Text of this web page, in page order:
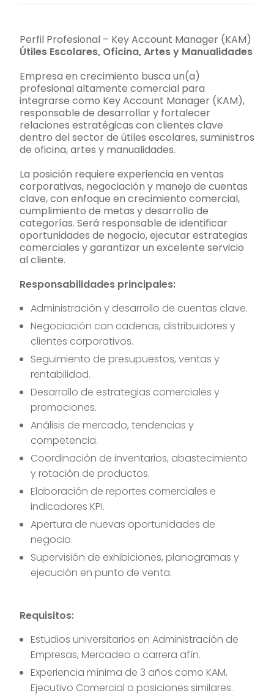
Perfil Profesional – Key Account Manager (KAM)
Útiles Escolares, Oficina, Artes y Manualidades
Empresa en crecimiento busca un(a)
profesional altamente comercial para
integrarse como Key Account Manager (KAM),
responsable de desarrollar y fortalecer
relaciones estratégicas con clientes clave
dentro del sector de útiles escolares, suministros
de oficina, artes y manualidades.
La posición requiere experiencia en ventas
corporativas, negociación y manejo de cuentas
clave, con enfoque en crecimiento comercial,
cumplimiento de metas y desarrollo de
categorías. Será responsable de identificar
oportunidades de negocio, ejecutar estrategias
comerciales y garantizar un excelente servicio
al cliente.
Responsabilidades principales:
Administración y desarrollo de cuentas clave.
Negociación con cadenas, distribuidores y
clientes corporativos.
Seguimiento de presupuestos, ventas y
rentabilidad.
Desarrollo de estrategias comerciales y
promociones.
Análisis de mercado, tendencias y
competencia.
Coordinación de inventarios, abastecimiento
y rotación de productos.
Elaboración de reportes comerciales e
indicadores KPI.
Apertura de nuevas oportunidades de
negocio.
Supervisión de exhibiciones, planogramas y
ejecución en punto de venta.
Requisitos:
Estudios universitarios en Administración de
Empresas, Mercadeo o carrera afín.
Experiencia mínima de 3 años como KAM,
Ejecutivo Comercial o posiciones similares.